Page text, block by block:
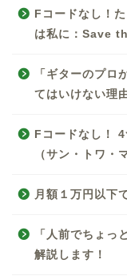
Fコードなし！
は私に：Save
「ギターのプロ
てはいけない理
Fコードなし！
（サン・トワ・
月額１万円以下
「人前でちょ
解説します！